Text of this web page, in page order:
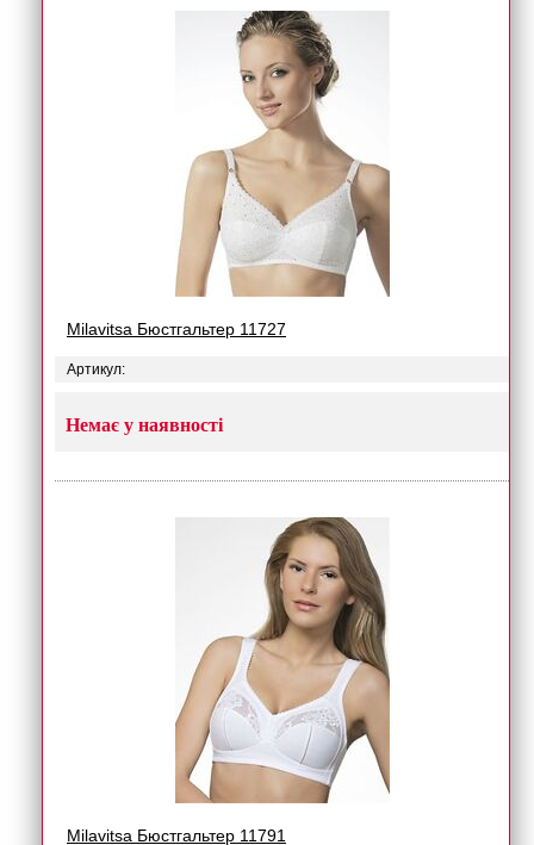
Milavitsa Бюстгальтер 11727
Артикул:
Немає у наявності
Milavitsa Бюстгальтер 11791